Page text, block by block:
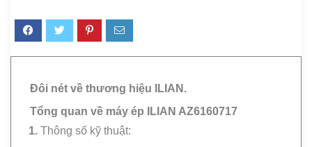
Đôi nét về thương hiệu ILIAN.
Tổng quan về máy ép ILIAN AZ6160717
Thông số kỹ thuật: